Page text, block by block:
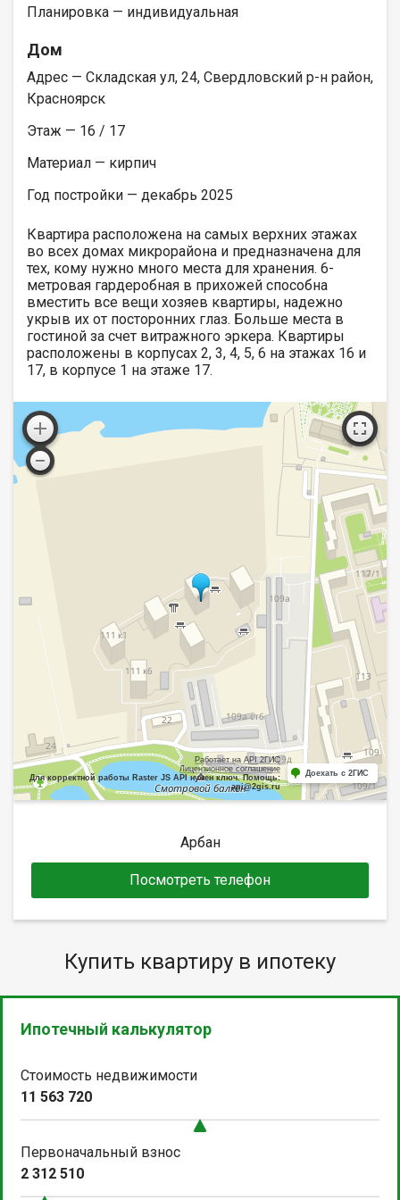
Планировка — индивидуальная
Дом
Адрес — Складская ул, 24, Свердловский р-н район,
Красноярск
Этаж — 16 / 17
Материал — кирпич
Год постройки — декабрь 2025
Квартира расположена на самых верхних этажах
во всех домах микрорайона и предназначена для
тех, кому нужно много места для хранения. 6-
метровая гардеробная в прихожей способна
вместить все вещи хозяев квартиры, надежно
укрыв их от посторонних глаз. Больше места в
гостиной за счет витражного эркера. Квартиры
расположены в корпусах 2, 3, 4, 5, 6 на этажах 16 и
17, в корпусе 1 на этаже 17.
Работает на API 2ГИС
Лицензионное соглашение
Для корректной работы Raster JS API нужен ключ. Помощь:
api@2gis.ru
Доехать с 2ГИС
Арбан
Посмотреть телефон
Купить квартиру в ипотеку
Ипотечный калькулятор
Стоимость недвижимости
11 563 720
Первоначальный взнос
2 312 510